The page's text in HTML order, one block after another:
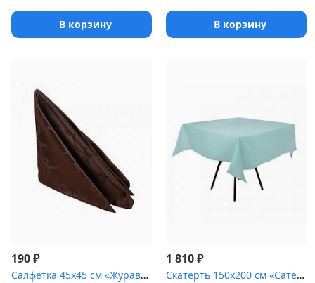
В корзину В корзину
190₽
Салфетка 45х45 см «Журавинка» коричневая [(вензель)]
1 810₽
Скатерть 150х200 см «Сатен» фисташковый [(гладь)]